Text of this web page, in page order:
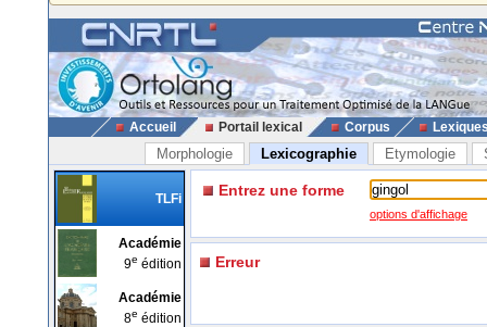
Accueil Portail lexical Corpus
Morphologie Lexicographie Etymologie
TLFi
Académie
9e édition
Académie
8e édition
Entrez une forme
options d'affichage
Erreur